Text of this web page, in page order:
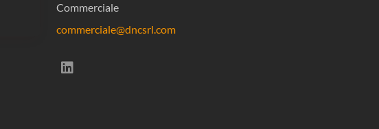
Commerciale
commerciale@dncsrl.com